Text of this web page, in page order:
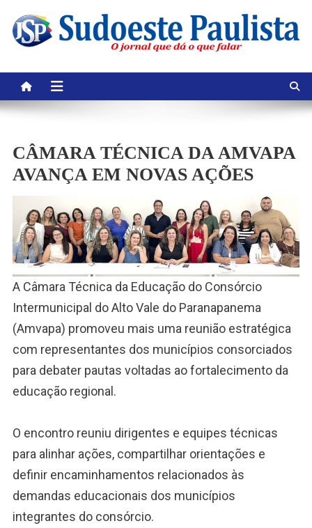
content
CÂMARA TÉCNICA DA AMVAPA
AVANÇA EM NOVAS AÇÕES
A Câmara Técnica da Educação do Consórcio
Intermunicipal do Alto Vale do Paranapanema
(Amvapa) promoveu mais uma reunião estratégica
com representantes dos municípios consorciados
para debater pautas voltadas ao fortalecimento da
educação regional.
O encontro reuniu dirigentes e equipes técnicas
para alinhar ações, compartilhar orientações e
definir encaminhamentos relacionados às
demandas educacionais dos municípios
integrantes do consórcio.